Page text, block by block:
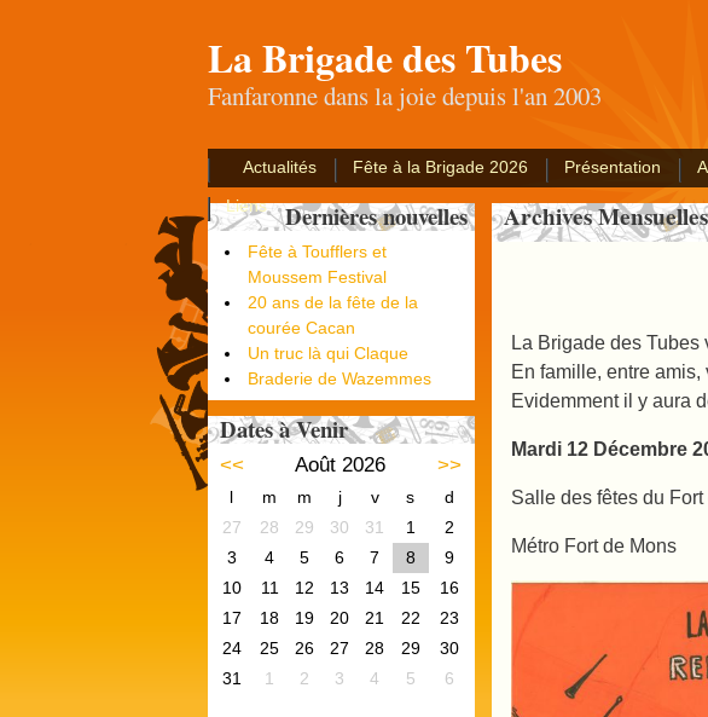
La Brigade des Tubes
Fanfaronne dans la joie depuis l'an 2003
Actualités Fête à la Brigade 2026 Présentation
Liens
Archives
La Brigade des
En famille, entre
Evidemment il y aura
Mardi 12 Décembre
Salle des fêtes du
Métro Fort de Mons
Dernières nouvelles
Fête à Toufflers et
Moussem Festival
20 ans de la fête de la
courée Cacan
Un truc là qui Claque
Braderie de Wazemmes
Dates à Venir
<< Août 2026 >>
l m m j v s
d
27
28 29 30 31 1
2
3
4 5 6 7 8
9
10
11 12 13 14 15
16
17
18 19 20 21 22
23
24
25 26 27 28 29
30
31
1 2 3 4 5 6